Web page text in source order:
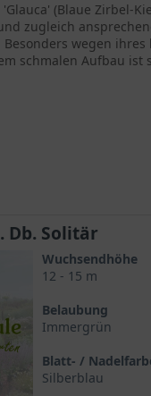
(Blaue Zirbel-
zugleich
wegen ihres
schmalen Aufbau ist
Db. Solitär
Wuchsendhöhe
12 - 15 m
Belaubung
Immergrün
Blatt- /
Silberblau